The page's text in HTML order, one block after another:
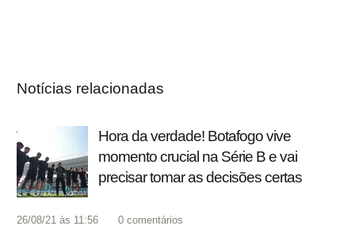
Notícias relacionadas
Hora da verdade! Botafogo vive
momento crucial na Série B e vai
precisar tomar as decisões certas
26/08/21 às 11:56 0 comentários